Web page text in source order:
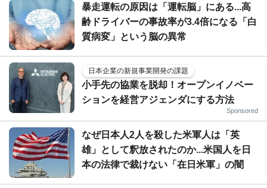
暴走運転の原因は「運転脳」にある...高
齢ドライバーの事故率が3.4倍になる「白
質病変」という脳の異常
日本企業の新規事業開発の課題
小手先の協業を脱却！オープンイノベー
ションを経営アジェンダにする方法
Sponsored
なぜ日本人2人を殺した米軍人は「英
雄」として釈放されたのか...米国人を日
本の法律で裁けない「在日米軍」の闇